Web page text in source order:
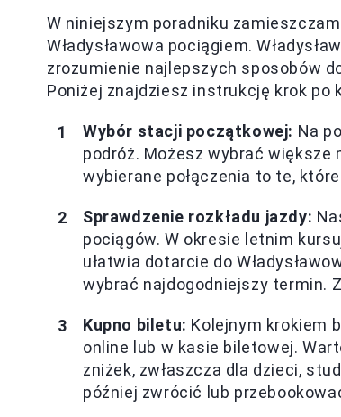
W niniejszym poradniku
Władysławowa pociągiem.
zrozumienie najlepszych sposobów
Poniżej znajdziesz instrukcję krok po
Wybór stacji początkowej: Na
podróż. Możesz wybrać większe
wybierane połączenia to te,
Sprawdzenie rozkładu jazdy:
pociągów. W okresie letnim
ułatwia dotarcie do
wybrać najdogodniejszy termin.
Kupno biletu: Kolejnym krokiem
online lub w kasie biletowej.
zniżek, zwłaszcza dla dzieci,
później zwrócić lub